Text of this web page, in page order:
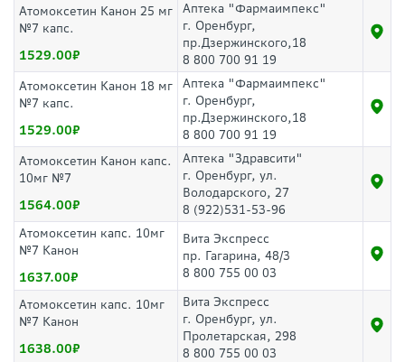
Атомоксетин Канон 25 мг
№7 капс.
1529.00
Аптека "Фармаимпекс"
г. Оренбург,
пр.Дзержинского,18
8 800 700 91 19
Атомоксетин Канон 18 мг
№7 капс.
1529.00
Аптека "Фармаимпекс"
г. Оренбург,
пр.Дзержинского,18
8 800 700 91 19
Атомоксетин Канон капс.
10мг №7
1564.00
Аптека "Здравсити"
г. Оренбург, ул.
Володарского, 27
8 (922)531-53-96
Атомоксетин капс. 10мг
№7 Канон
1637.00
Вита Экспресс
пр. Гагарина, 48/3
8 800 755 00 03
Атомоксетин капс. 10мг
№7 Канон
1638.00
Вита Экспресс
г. Оренбург, ул.
Пролетарская, 298
8 800 755 00 03